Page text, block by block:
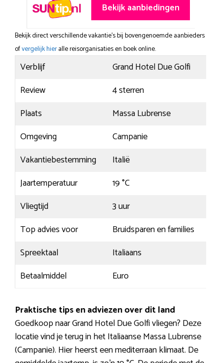
Bekijk aanbiedingen
Bekijk direct verschillende vakantie's bij bovengenoemde aanbieders
ofvergelijk hieralle reisorganisaties en boek online.
Verblijf
Grand Hotel Due Golfi
Review
4 sterren
Plaats
Massa Lubrense
Omgeving
Campanie
Vakantiebestemming
Italië
Jaartemperatuur
19 °C
Vliegtijd
3 uur
Top advies voor
Bruidsparen en families
Spreektaal
Italiaans
Betaalmiddel
Euro
Praktische tips en adviezen over dit land
Goedkoop naar Grand Hotel Due Golfi vliegen? Deze
locatie vind je terug in het Italiaanse Massa Lubrense
(Campanie). Hier heerst een mediterraan klimaat. De